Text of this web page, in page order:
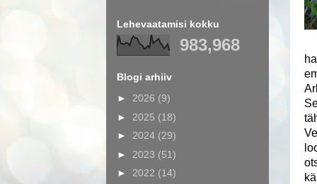
Lehevaatamisi kokku
983,968
Blogi arhiiv
► 2026 (9)
► 2025 (18)
► 2024 (29)
► 2023 (51)
► 2022 (14)